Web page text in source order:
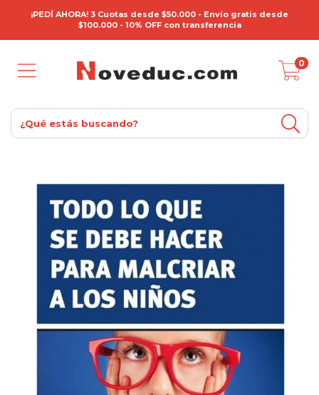
¡PEDÍ AHORA! 3 Cuotas desde $50.000 - Envío gratis desde
$100.000 - 10% OFF con transferencia
0